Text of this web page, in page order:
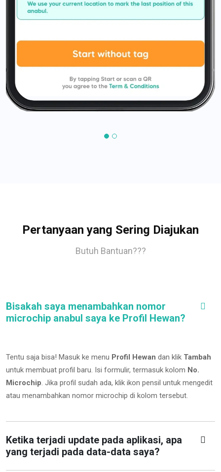
Pertanyaan yang Sering Diajukan
Butuh Bantuan???
Bisakah saya menambahkan nomor
microchip anabul saya ke Profil Hewan?
Tentu saja bisa! Masuk ke menu Profil Hewan dan klik Tambah
untuk membuat profil baru. Isi formulir, termasuk kolom No.
Microchip. Jika profil sudah ada, klik ikon pensil untuk mengedit
atau menambahkan nomor microchip di kolom tersebut.
Ketika terjadi update pada aplikasi, apa
yang terjadi pada data-data saya?